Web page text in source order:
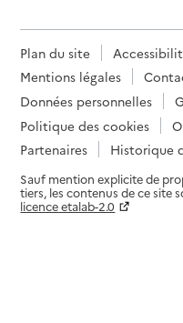
Plan du site
Mentions légales
Données personnelles
Politique des cookies
Partenaires
Historique
Sauf mention explicite de
tiers, les contenus de ce site
licence etalab-2.0